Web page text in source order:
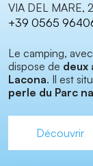
VIA DEL MARE,
+39 0565
Le camping,
dispose de deux
Lacona. Il est
perle du Parc
Découvrir